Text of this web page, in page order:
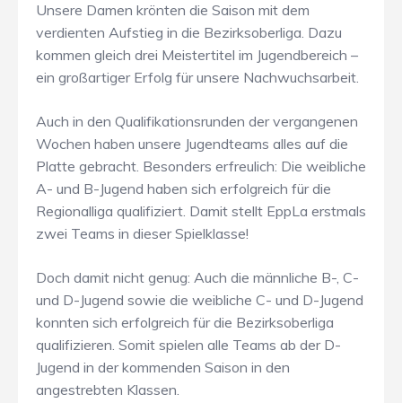
Unsere Damen krönten die Saison mit dem
verdienten Aufstieg in die Bezirksoberliga. Dazu
kommen gleich drei Meistertitel im Jugendbereich –
ein großartiger Erfolg für unsere Nachwuchsarbeit.
Auch in den Qualifikationsrunden der vergangenen
Wochen haben unsere Jugendteams alles auf die
Platte gebracht. Besonders erfreulich: Die weibliche
A- und B-Jugend haben sich erfolgreich für die
Regionalliga qualifiziert. Damit stellt EppLa erstmals
zwei Teams in dieser Spielklasse!
Doch damit nicht genug: Auch die männliche B-, C-
und D-Jugend sowie die weibliche C- und D-Jugend
konnten sich erfolgreich für die Bezirksoberliga
qualifizieren. Somit spielen alle Teams ab der D-
Jugend in der kommenden Saison in den
angestrebten Klassen.